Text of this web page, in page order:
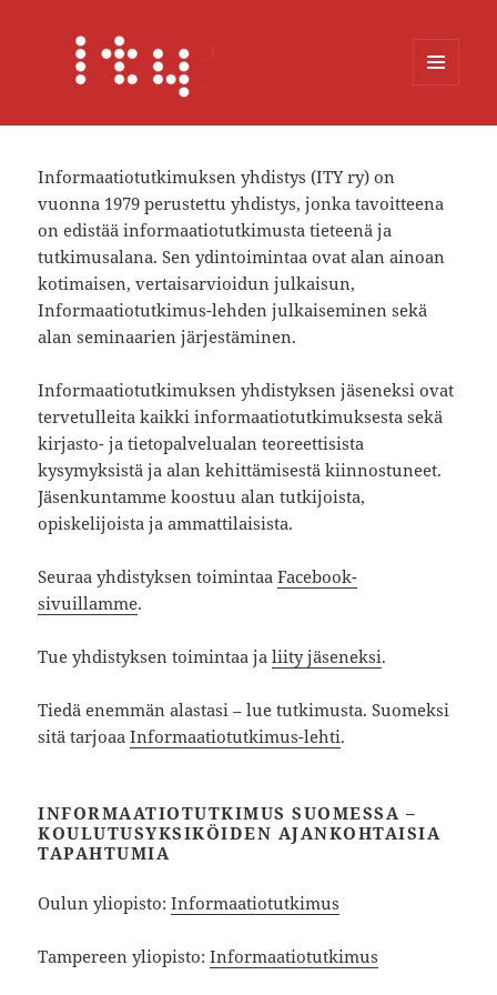
WIDGETS
Informaatiotutkimuksen yhdistys (ITY ry) on
vuonna 1979 perustettu yhdistys, jonka tavoitteena
on edistää informaatiotutkimusta tieteenä ja
tutkimusalana. Sen ydintoimintaa ovat alan ainoan
kotimaisen, vertaisarvioidun julkaisun,
Informaatiotutkimus-lehden julkaiseminen sekä
alan seminaarien järjestäminen.
Informaatiotutkimuksen yhdistyksen jäseneksi ovat
tervetulleita kaikki informaatiotutkimuksesta sekä
kirjasto- ja tietopalvelualan teoreettisista
kysymyksistä ja alan kehittämisestä kiinnostuneet.
Jäsenkuntamme koostuu alan tutkijoista,
opiskelijoista ja ammattilaisista.
Seuraa yhdistyksen toimintaaFacebook-
sivuillamme.
Tue yhdistyksen toimintaa jaliity jäseneksi.
Tiedä enemmän alastasi – lue tutkimusta. Suomeksi
sitä tarjoaaInformaatiotutkimus-lehti.
INFORMAATIOTUTKIMUS SUOMESSA –
KOULUTUSYKSIKÖIDEN AJANKOHTAISIA
TAPAHTUMIA
Oulun yliopisto:Informaatiotutkimus
Tampereen yliopisto:Informaatiotutkimus